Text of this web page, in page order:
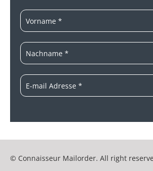
© Connaisseur Mailorder. All right